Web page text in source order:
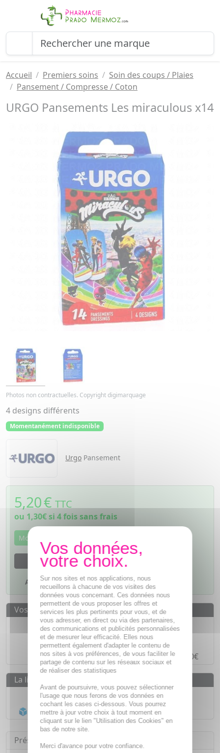
Accueil Premiers soins
Soin des coups / Plaies
Pansement / Compresse / Coton
URGO Pansements Les miraculous x14
Photos non contractuelles. Copyright digimarquage
4 designs différents
Momentanément indisponible
Urgo Pansement
5,20€ TTC
ou 1,30€si 4 fois sans frais
Momentanément indisponible
M'avertir dès que le produit sera disponible
Ajouter à mes favoris
Vos avantages
Des prixIMBATTABLES
Paiement en ligneSÉCURISÉ
Paiement en4 fois sans fraisà partir de 30€
La livraison
Livraison gratuite dès55€
Acheminement Chronoposten 24h*
Présentation
Sur nos sites et nos applications, nous
recueillons à chacune de vos visites des
données vous concernant. Ces données nous
permettent de vous proposer les offres et
services les plus pertinents pour vous, et de
vous adresser, en direct ou via des partenaires,
des communications et publicités personnalisées
et de mesurer leur efficacité. Elles nous
permettent également d'adapter le contenu de
nos sites à vos préférences, de vous faciliter le
partage de contenu sur les réseaux sociaux et
de réaliser des statistiques
Avant de poursuivre, vous pouvez sélectionner
l'usage que nous ferons de vos données en
cochant les cases ci-dessous. Vous pourrez
mettre à jour votre choix à tout moment en
cliquant sur le lien "Utilisation des Cookies" en
bas de notre site.
Merci d'avance pour votre confiance.